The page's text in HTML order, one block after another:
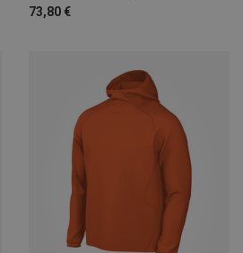
73,80 €